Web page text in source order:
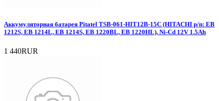
Аккумуляторная батарея Pitatel TSB-061-HIT12B-15C (HITACHI p/n: EB
1212S, EB 1214L, EB 1214S, EB 1220BL, EB 1220HL), Ni-Cd 12V 1.5Ah
1 440RUR